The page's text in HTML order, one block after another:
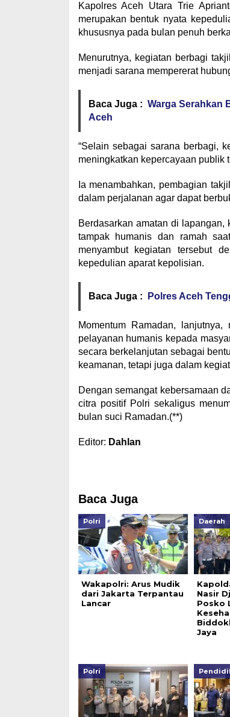
Kapolres Aceh Utara Trie
merupakan bentuk nyata
khususnya pada bulan penuh
Menurutnya, kegiatan berbagi
menjadi sarana mempererat
Baca Juga : Warga Serahkan
Aceh
“Selain sebagai sarana berbagi,
meningkatkan kepercayaan publik
Ia menambahkan, pembagian
dalam perjalanan agar dapat
Berdasarkan amatan di
tampak humanis dan ramah
menyambut kegiatan tersebut
kepedulian aparat kepolisian.
Baca Juga : Polres Aceh
Momentum Ramadan,
pelayanan humanis kepada
secara berkelanjutan sebagai
keamanan, tetapi juga dalam
Dengan semangat kebersamaan
citra positif Polri sekaligus
bulan suci Ramadan.(**)
Editor: Dahlan
Baca Juga
Polri
Wakapolri: Arus Mudik
dari Jakarta Terpantau
Lancar
Daerah
Nasir
Posko
Jaya
Polri